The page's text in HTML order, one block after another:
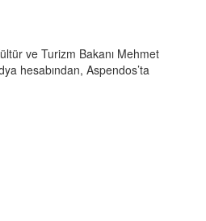
ve Turizm Bakanı Mehmet
hesabından, Aspendos’ta